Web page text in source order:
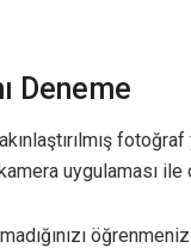
Deneme
uygulaması ile